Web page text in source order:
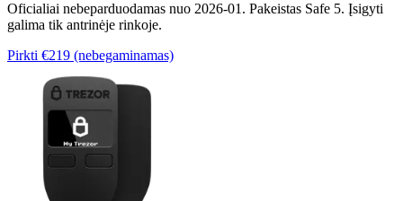
Oficialiai nebeparduodamas nuo 2026-01. Pakeistas Safe 5. Įsigyti
galima tik antrinėje rinkoje.
Pirkti €219 (nebegaminamas)